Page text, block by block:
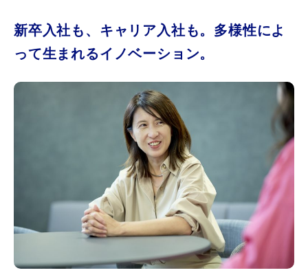
新卒入社も、キャリア入社も。多様性によ
って生まれるイノベーション。